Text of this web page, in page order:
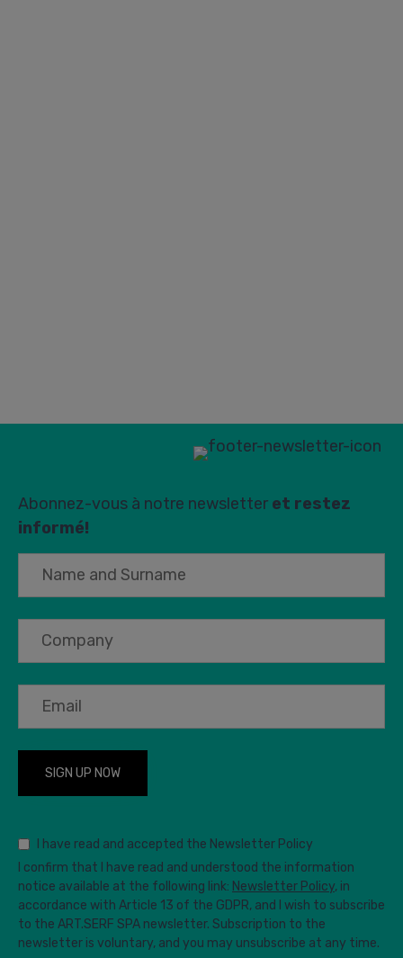
Abonnez-vous à notre newsletter et restez
informé!
I have read and accepted the Newsletter Policy
I confirm that I have read and understood the information
notice available at the following link: Newsletter Policy, in
accordance with Article 13 of the GDPR, and I wish to subscribe
to the ART.SERF SPA newsletter. Subscription to the
newsletter is voluntary, and you may unsubscribe at any time.